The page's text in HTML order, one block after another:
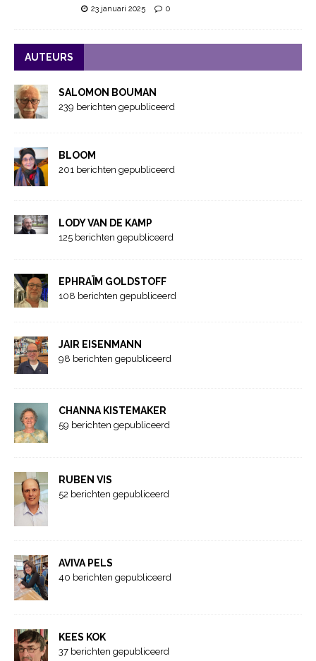
23 januari 2025 0
AUTEURS
SALOMON BOUMAN
239 berichten gepubliceerd
BLOOM
201 berichten gepubliceerd
LODY VAN DE KAMP
125 berichten gepubliceerd
EPHRAÏM GOLDSTOFF
108 berichten gepubliceerd
JAIR EISENMANN
98 berichten gepubliceerd
CHANNA KISTEMAKER
59 berichten gepubliceerd
RUBEN VIS
52 berichten gepubliceerd
AVIVA PELS
40 berichten gepubliceerd
KEES KOK
37 berichten gepubliceerd